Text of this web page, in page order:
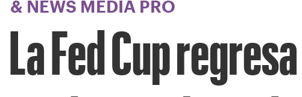
& NEWS MEDIA PRO
La Fed Cup